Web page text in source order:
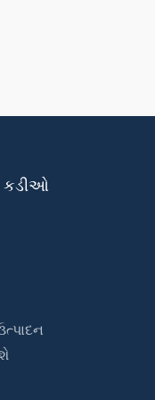
કડીઓ